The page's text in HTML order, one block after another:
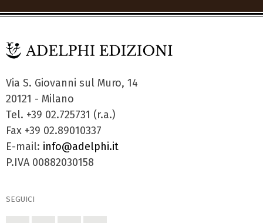
Via S. Giovanni sul Muro, 14
20121 - Milano
Tel. +39 02.725731 (r.a.)
Fax +39 02.89010337
E-mail: info@adelphi.it
P.IVA 00882030158
SEGUICI